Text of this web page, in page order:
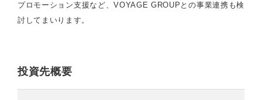
プロモーション支援など、VOYAGE GROUPとの事業連携も検
討してまいります。
投資先概要